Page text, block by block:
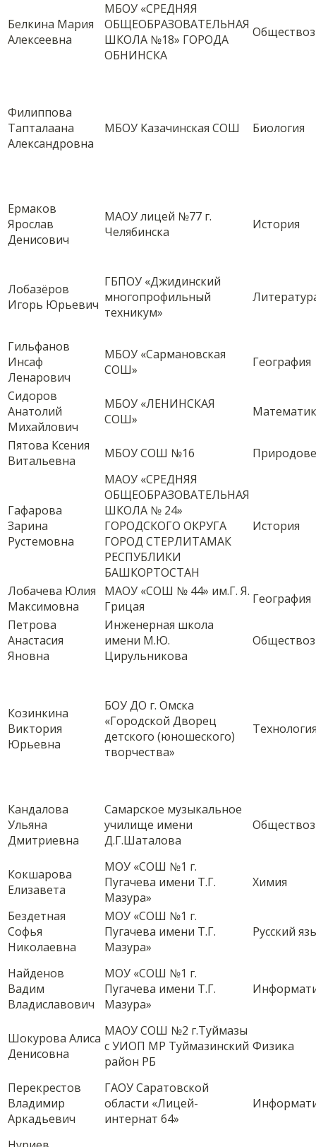
Белкина Мария
Алексеевна
МБОУ «СРЕДНЯЯ
ОБЩЕОБРАЗОВАТЕЛЬНАЯ
ШКОЛА №18» ГОРОДА
ОБНИНСКА
Филиппова
Тапталаана
Александровна
МБОУ Казачинская СОШ Биология
Ермаков
Ярослав
Денисович
МАОУ лицей №77 г.
Челябинска
История
Лобазёров
Игорь Юрьевич
ГБПОУ «Джидинский
многопрофильный
техникум»
Гильфанов
Инсаф
Ленарович
МБОУ «Сармановская
СОШ»
География
Сидоров
Анатолий
Михайлович
МБОУ «ЛЕНИНСКАЯ
СОШ»
Пятова Ксения
Витальевна
МБОУ СОШ №16
Гафарова
Зарина
Рустемовна
МАОУ «СРЕДНЯЯ
ОБЩЕОБРАЗОВАТЕЛЬНАЯ
ШКОЛА № 24»
ГОРОДСКОГО ОКРУГА
ГОРОД СТЕРЛИТАМАК
РЕСПУБЛИКИ
БАШКОРТОСТАН
История
Лобачева Юлия
Максимовна
МАОУ «СОШ № 44» им.Г. Я.
Грицая
География
Петрова
Анастасия
Яновна
Инженерная школа
имени М.Ю.
Цирульникова
Козинкина
Виктория
Юрьевна
БОУ ДО г. Омска
«Городской Дворец
детского (юношеского)
творчества»
Кандалова
Ульяна
Дмитриевна
Самарское музыкальное
училище имени
Д.Г.Шаталова
Кокшарова
Елизавета
МОУ «СОШ №1 г.
Пугачева имени Т.Г.
Мазура»
Химия
Бездетная
Софья
Николаевна
МОУ «СОШ №1 г.
Пугачева имени Т.Г.
Мазура»
Русский
Найденов
Вадим
Владиславович
МОУ «СОШ №1 г.
Пугачева имени Т.Г.
Мазура»
Шокурова Алиса
Денисовна
МАОУ СОШ №2 г.Туймазы
с УИОП МР Туймазинский
район РБ
Физика
Перекрестов
Владимир
Аркадьевич
ГАОУ Саратовской
области «Лицей-
интернат 64»